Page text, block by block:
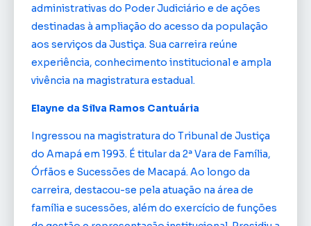
administrativas do Poder Judiciário e de ações
destinadas à ampliação do acesso da população
aos serviços da Justiça. Sua carreira reúne
experiência, conhecimento institucional e ampla
vivência na magistratura estadual.
Elayne da Silva Ramos Cantuária
Ingressou na magistratura do Tribunal de Justiça
do Amapá em 1993. É titular da 2ª Vara de Família,
Órfãos e Sucessões de Macapá. Ao longo da
carreira, destacou-se pela atuação na área de
família e sucessões, além do exercício de funções